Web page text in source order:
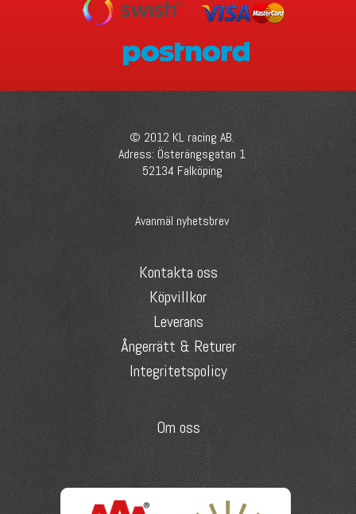
© 2012 KL racing AB.
Adress: Österängsgatan 1
52134 Falköping
Avanmäl nyhetsbrev
Kontakta oss
Köpvillkor
Leverans
Ångerrätt & Returer
Integritetspolicy
Om oss